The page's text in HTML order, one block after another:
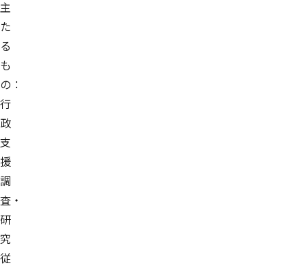
主
た
る
も
の：
行
政
支
援
調
査・
研
究
従